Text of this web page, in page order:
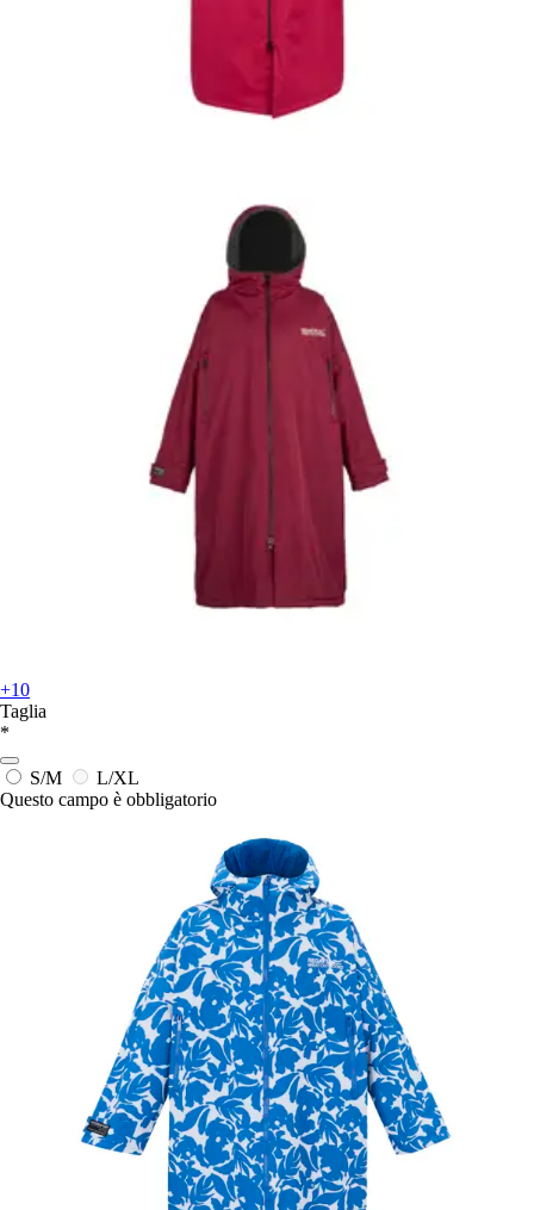
+10
Taglia
*
S/M
L/XL
Questo campo è obbligatorio